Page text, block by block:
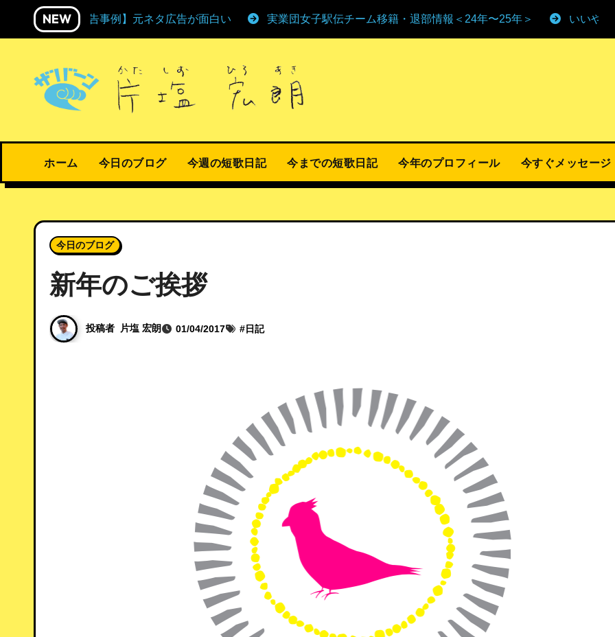
NEW【広告事例】元ネタ広告が面白い 実業団女子駅伝チーム移籍・退部情報＜24年〜25年＞ いいや
ホーム 今日のブログ 今週の短歌日記 今までの短歌日記 今年のプロフィール 今すぐメッセージ
今日のブログ
新年のご挨拶
投稿者 片塩 宏朗 01/04/2017 #日記